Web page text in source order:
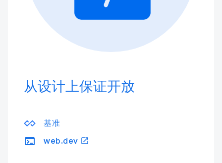
从设计上保证开放
基准
terminal web.dev open_in_new